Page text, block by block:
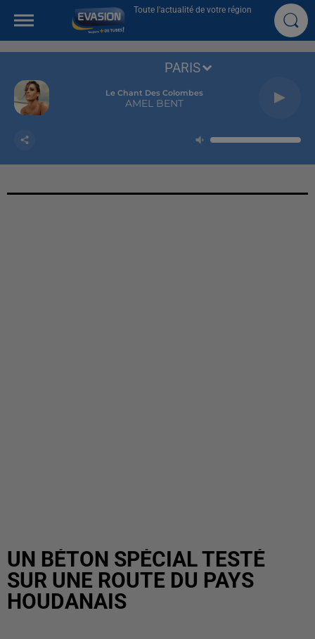
Toute l'actualité de votre région
Le Chant Des Colombes
AMEL BENT
PARIS
UN BÉTON SPÉCIAL TESTÉ
SUR UNE ROUTE DU PAYS
HOUDANAIS